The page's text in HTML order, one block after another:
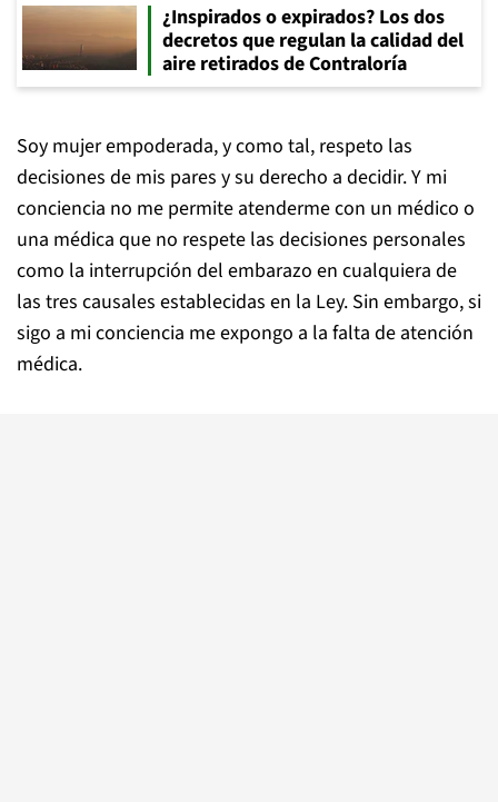
¿Inspirados o expirados? Los dos
decretos que regulan la calidad del
aire retirados de Contraloría
Soy mujer empoderada, y como tal, respeto las
decisiones de mis pares y su derecho a decidir. Y mi
conciencia no me permite atenderme con un médico o
una médica que no respete las decisiones personales
como la interrupción del embarazo en cualquiera de
las tres causales establecidas en la Ley. Sin embargo, si
sigo a mi conciencia me expongo a la falta de atención
médica.